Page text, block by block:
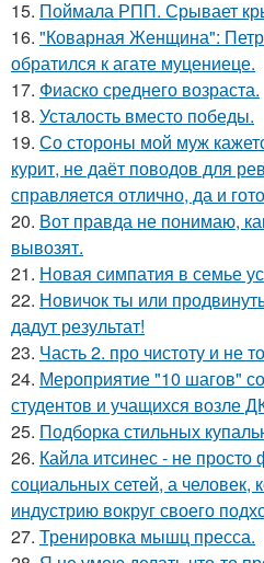
15. Поймала РПП. Срывает
16. "Коварная Женщина": Петр
обратился к агате муцениеце.
17. Фиаско среднего возраста.
18. Усталость вместо победы.
19. Со стороны мой муж
курит, не даёт поводов для
справляется отлично, да и
20. Вот правда не понимаю,
вывозят.
21. Новая симпатия в семье
22. Новичок ты или
дадут результат!
23. Часть 2. про чистоту и не
24. Мероприятие "10 шагов"
студентов и учащихся возле
25. Подборка стильных
26. Кайла итсинес - не просто
социальных сетей, а человек,
индустрию вокруг своего
27. Тренировка мышц пресса.